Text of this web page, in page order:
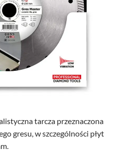
tarcza przeznaczona
gresu, w szczególności płyt